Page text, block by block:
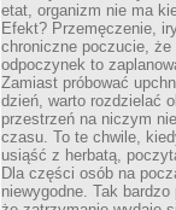
etat, organizm nie ma
Efekt? Przemęczenie,
chroniczne poczucie, że
odpoczynek to
Zamiast próbować
dzień, warto rozdzielać
przestrzeń na niczym
czasu. To te chwile,
usiąść z herbatą,
Dla części osób na
niewygodne. Tak